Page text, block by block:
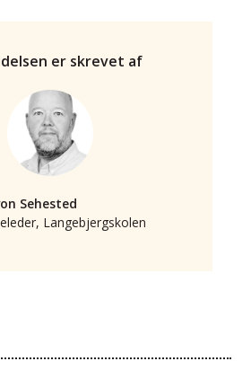
er skrevet af
Sehested
Langebjergskolen